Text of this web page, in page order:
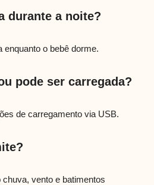
durante a noite?
enquanto o bebê dorme.
pode ser carregada?
de carregamento via USB.
vento e batimentos